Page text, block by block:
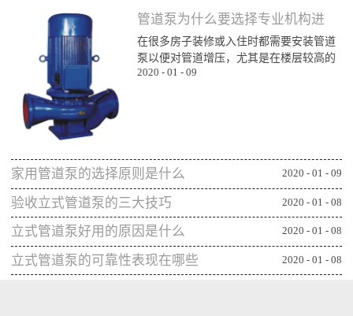
管道泵为什么要选择专业机构进
行购买
在很多房子装修或入住时都需要安装管道
泵以便对管道增压，尤其是在楼层较高的
楼层为了能顺利用水更对管道增压安装专
一、可获得较规范的售后专业的管道泵生
产机构或厂家往往能更重视售后服务，毕
竟设备类的产品选择专业机构可相应获得
更全面的售后服务，并能及时为出现问题
的管...
2020 - 01 - 09
家用管道泵的选择原则是什么 2020 - 01 - 09
验收立式管道泵的三大技巧 2020 - 01 - 08
立式管道泵好用的原因是什么 2020 - 01 - 08
立式管道泵的可靠性表现在哪些
2020 - 01 - 08